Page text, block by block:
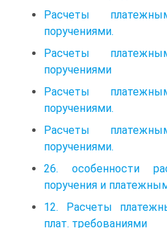
Расчеты
поручениями.
Расчеты
поручениями
Расчеты
поручениями.
Расчеты
поручениями.
26. особенности
поручения и
12. Расчеты
плат. требованиями